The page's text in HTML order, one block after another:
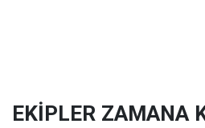
EKİPLER ZAMANA